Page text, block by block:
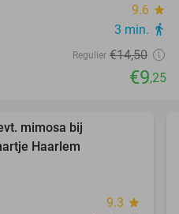
9.6 star
3 min. directions_walk
Regulier €14,50
€9,25
mimosa bij
Haarlem
9.3 star